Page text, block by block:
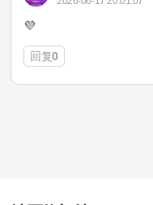
💜
回复0